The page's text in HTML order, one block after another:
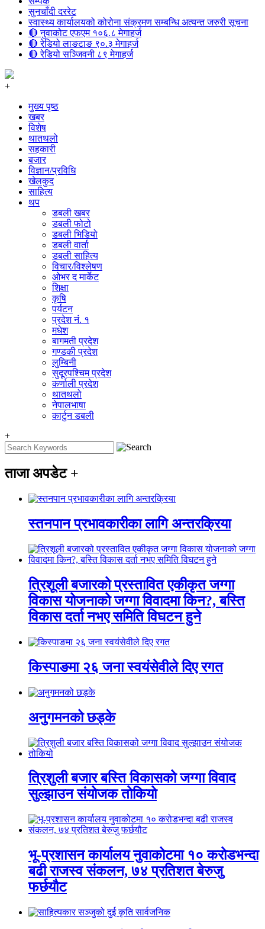
सुनचाँदी दररेट
स्वास्थ्य कार्यालयको कोरोना संक्रमण सम्बन्धि अत्यन्त जरुरी सूचना
🔴 नुवाकोट एफएम १०६.८ मेगाहर्ज
🔴 रेडियो लाङटाङ ९०.३ मेगाहर्ज
🔴 रेडियो सञ्जिवनी ८९ मेगाहर्ज
+
मुख्य पृष्ठ
खबर
विशेष
थातथलो
सहकारी
बजार
विज्ञान/प्रविधि
खेलकुद
साहित्य
थप
डबली खबर
डबली फोटो
डबली भिडियो
डबली वार्ता
डबली साहित्य
विचार/विश्‍लेषण
ओभर द मार्केट
शिक्षा
कृषि
पर्यटन
प्रदेश नं. १
मधेश
बागमती प्रदेश
गण्डकी प्रदेश
लुम्बिनी
सुदूरपश्चिम प्रदेश
कर्णाली प्रदेश
थातथलो
नेपालभाषा
कार्टुन डबली
+
ताजा अपडेट +
स्तनपान प्रभावकारीका लागि अन्तरक्रिया
त्रिशूली बजारको प्रस्तावित एकीकृत जग्गा
विकास योजनाको जग्गा विवादमा किन?, बस्ति
विकास दर्ता नभए समिति विघटन हुने
किस्पाङमा २६ जना स्वयंसेवीले दिए रगत
अनुगमनको छड्के
त्रिशुली बजार बस्ति विकासको जग्गा विवाद
सुल्झाउन संयोजक तोकियो
भू-प्रशासन कार्यालय नुवाकोटमा १० करोडभन्दा
बढी राजस्व संकलन, ७४ प्रतिशत बेरुजु
फर्छयौट